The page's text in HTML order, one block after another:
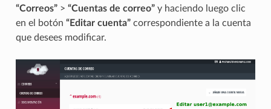
“Correos”> “Cuentas de correo”y haciendo luego clic
en el botón “Editar cuenta”correspondiente a la cuenta
que desees modificar.